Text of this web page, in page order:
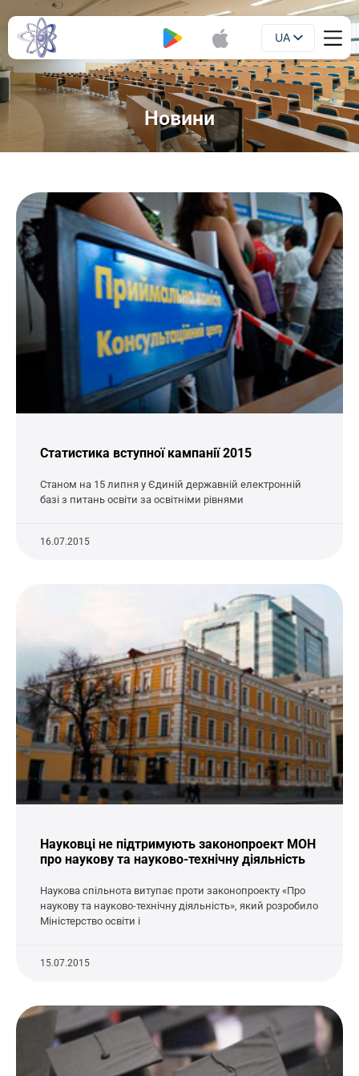
UA
EN
Новини
Статистика вступної кампанії 2015
Станом на 15 липня у Єдиній державній електронній
базі з питань освіти за освітніми рівнями
16.07.2015
Науковці не підтримують законопроект МОН
про наукову та науково-технічну діяльність
Наукова спільнота витупає проти законопроекту «Про
наукову та науково-технічну діяльність», який розробило
Міністерство освіти і
15.07.2015